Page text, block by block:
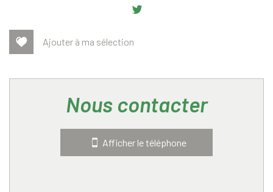
Leaflet |©Jawg
Ajouter à ma sélection
nous contacter
Afficher le téléphone